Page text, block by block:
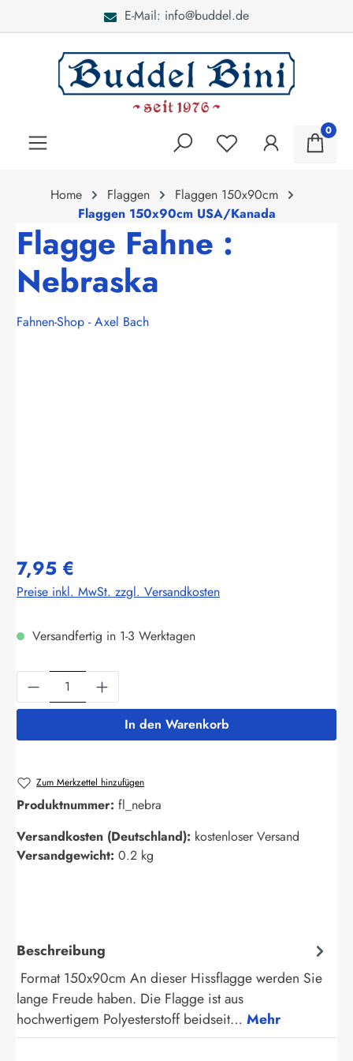
E-Mail: info@buddel.de
0
Home Flaggen
Flaggen 150x90cm
Flaggen 150x90cm USA/Kanada
Flagge Fahne :
Nebraska
Fahnen-Shop - Axel Bach
7,95 €
Preise inkl. MwSt. zzgl. Versandkosten
Versandfertig in 1-3 Werktagen
Produkt Anzahl: Gib den gewünschten
In den Warenkorb
Zum Merkzettel hinzufügen
Produktnummer: fl_nebra
Versandkosten (Deutschland): kostenloser Versand
Versandgewicht: 0.2 kg
Beschreibung
Format 150x90cm An dieser Hissflagge werden Sie
lange Freude haben. Die Flagge ist aus
hochwertigem Polyesterstoff beidseit… Mehr